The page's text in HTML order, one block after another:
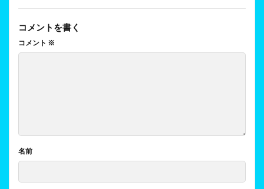
コメントを書く
コメント ※
名前